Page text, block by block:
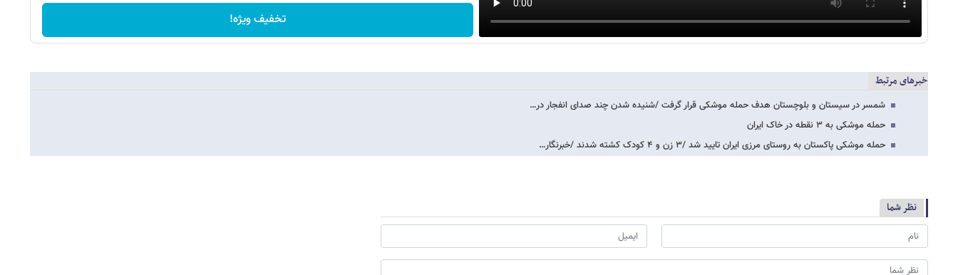
تخفیف ویژه!
خبرهای مرتبط
شمسر در سیستان و بلوچستان هدف حمله موشکی قرار گرفت /شنیده شدن چند صدای انفجار در…
حمله موشکی به ۳ نقطه در خاک ایران
حمله موشکی پاکستان به روستای مرزی ایران تایید شد /۳ زن و ۴ کودک کشته شدند /خبرنگار…
نظر شما